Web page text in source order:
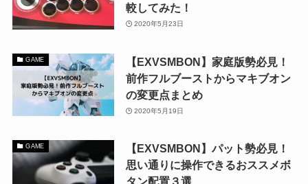
較してみた！
2020年5月23日
GAME
【EXVSMBON】家庭版勢必見！
前作フルブーストからマキブオン
の変更点まとめ
2020年5月19日
GAME
【EXVSMBON】パット勢必見！
思い通りに操作できるおススメボ